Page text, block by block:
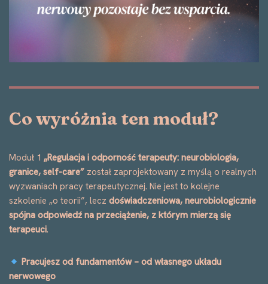
Co wyróżnia ten moduł?
Moduł 1 „Regulacja i odporność terapeuty: neurobiologia,
granice, self-care” został zaprojektowany z myślą o realnych
wyzwaniach pracy terapeutycznej. Nie jest to kolejne
szkolenie „o teorii”, lecz doświadczeniowa, neurobiologicznie
spójna odpowiedź na przeciążenie, z którym mierzą się
terapeuci.
Pracujesz od fundamentów – od własnego układu
nerwowego